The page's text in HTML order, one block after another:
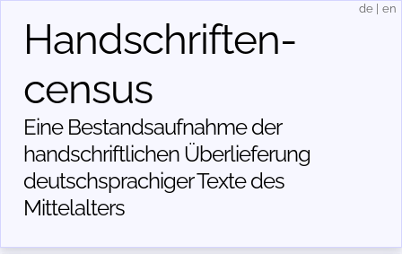
Handschriften­
census
Eine Bestandsaufnahme der
handschriftlichen Über­lieferung
deutschsprachiger Texte des
Mittelalters
de en